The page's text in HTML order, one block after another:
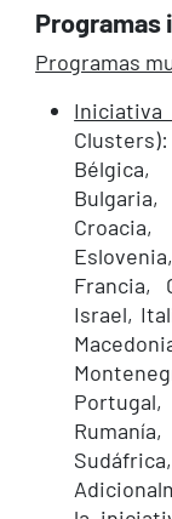
Programas
Programas
Croacia,
Francia,
Israel,